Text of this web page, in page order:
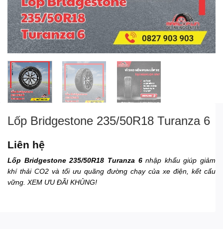
Lốp Bridgestone 235/50R18 Turanza 6
Liên hệ
Lốp Bridgestone 235/50R18 Turanza 6nhập khẩu giúp giảm
khí thải CO2 và tối ưu quãng đường chạy của xe điện, kết cấu
vững. XEM ƯU ĐÃI KHỦNG!